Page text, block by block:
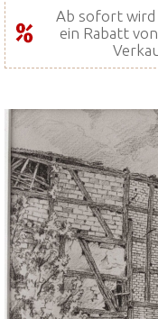
Ab sofort wird
ein Rabatt von